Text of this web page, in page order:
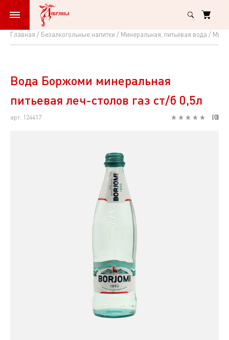
Главная Безалкогольные напитки Минеральная, питьевая вода
Вода
минеральная
питьевая
леч-
Вода Боржоми минеральная
питьевая леч-столов газ ст/б 0,5л
арт: 124417 (0)